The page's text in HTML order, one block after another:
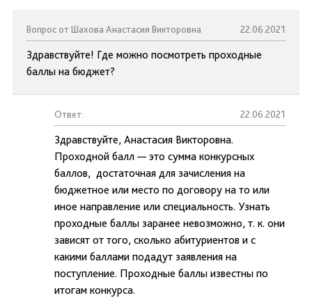
Вопрос от Шахова Анастасия Викторовна 22.06.2021
Здравствуйте! Где можно посмотреть проходные
баллы на бюджет?
Ответ: 22.06.2021
Здравствуйте, Анастасия Викторовна.
Проходной балл — это сумма конкурсных
баллов, достаточная для зачисления на
бюджетное или место по договору на то или
иное направление или специальность. Узнать
проходные баллы заранее невозможно, т. к. они
зависят от того, сколько абитуриентов и с
какими баллами подадут заявления на
поступление. Проходные баллы известны по
итогам конкурса.